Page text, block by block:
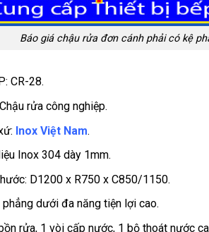
Báo giá chậu rửa đơn cánh phải có kệ
CR-28.
rửa công nghiệp.
Inox Việt Nam.
Inox 304 dày 1mm.
D1200 x R750 x C850/1150.
phẳng dưới đa năng tiện lợi cao.
rửa, 1 vòi cấp nước, 1 bộ thoát nước